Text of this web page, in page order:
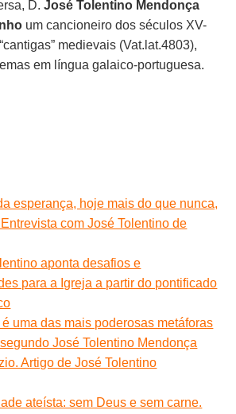
D.José Tolentino Mendonça
um cancioneiro dos séculos XV-
medievais (Vat.lat.4803),
em língua galaico-portuguesa.
esperança, hoje mais do que nunca,
com José Tolentino de
aponta desafios e
para a Igreja a partir do pontificado
é uma das mais poderosas metáforas
José Tolentino Mendonça
Artigo de José Tolentino
ateísta: sem Deus e sem carne.